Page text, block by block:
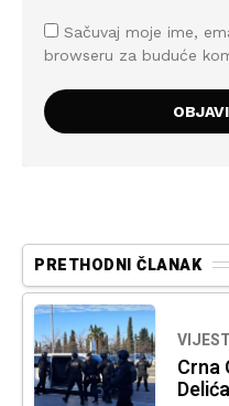
Sačuvaj moje ime,
browseru za buduće
PRETHODNI ČLANAK
Crna